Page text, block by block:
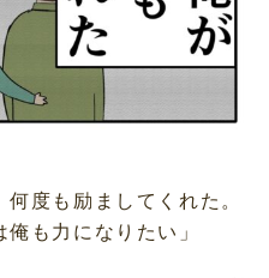
度も励ましてくれた。
も力になりたい」